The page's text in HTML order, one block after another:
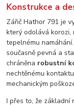
Konstrukce a
Zářič Hathor 791 je
který odolává korozi,
tepelnému
současně pevná a
chráněna robustní
nechtěnému
mechanickým
I přes to, že základní